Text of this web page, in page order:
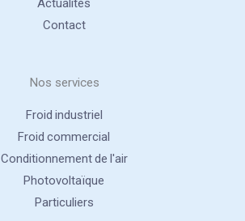
Actualités
Contact
Nos services
Froid industriel
Froid commercial
Conditionnement de l'air
Photovoltaïque
Particuliers